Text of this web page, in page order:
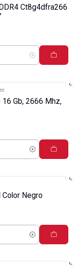
Ct8g4dfra266
Gb, 2666 Mhz,
Color Negro